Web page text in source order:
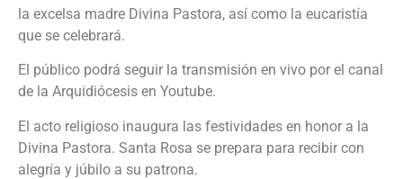
la excelsa madre Divina Pastora, así como la eucaristía
que se celebrará.
El público podrá seguir la transmisión en vivo por el canal
de la Arquidiócesis en Youtube.
El acto religioso inaugura las festividades en honor a la
Divina Pastora. Santa Rosa se prepara para recibir con
alegría y júbilo a su patrona.